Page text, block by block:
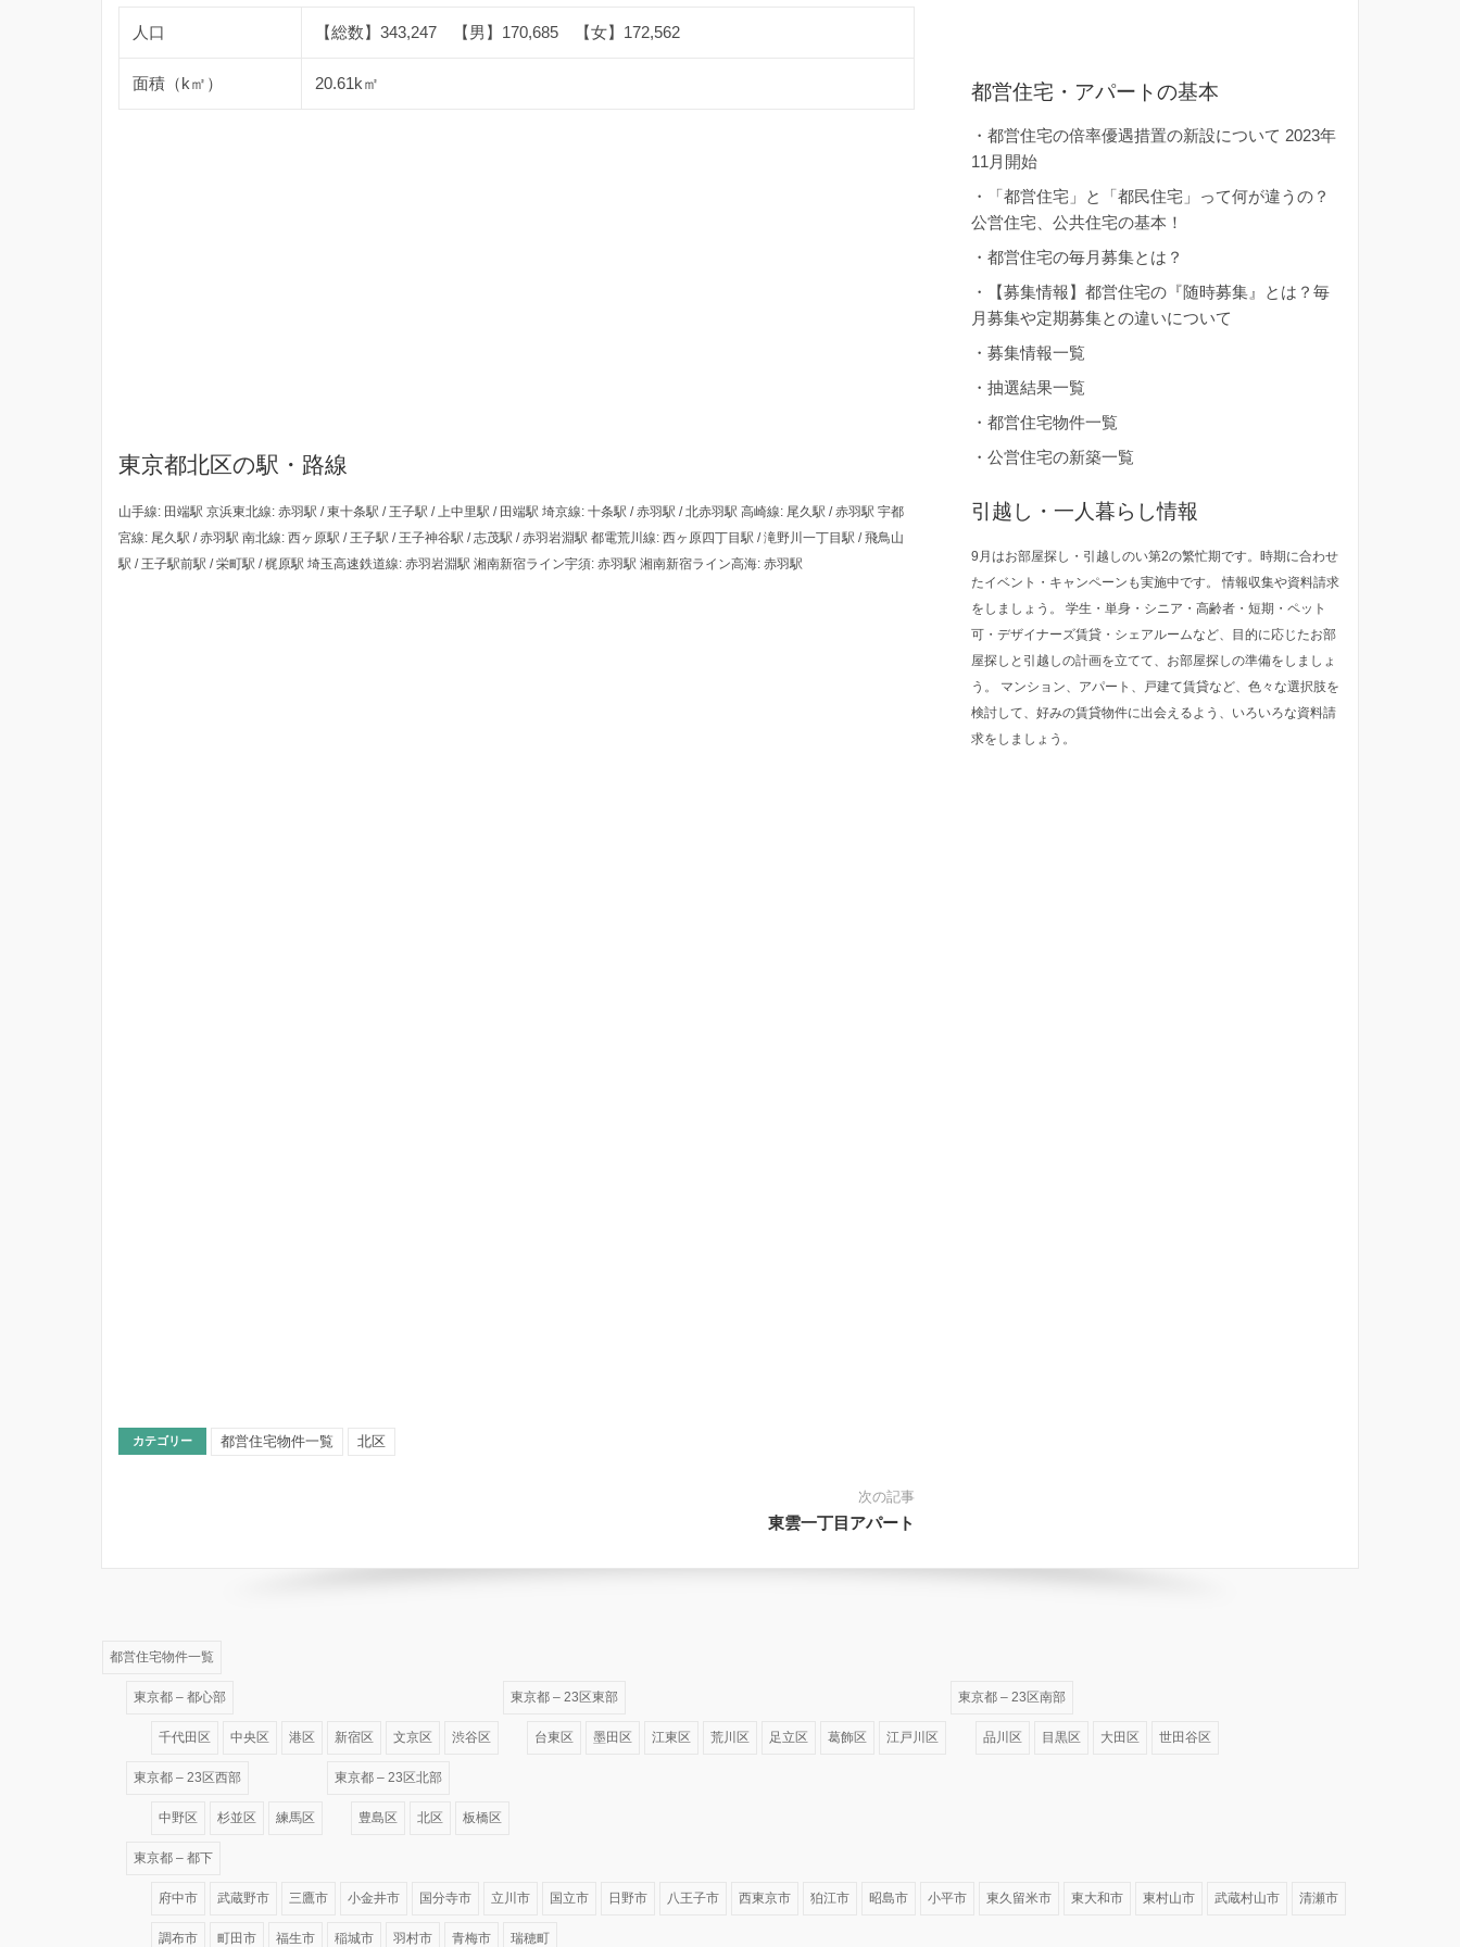
人口 【総数】343,247 【男】170,685 【女】172,562
面積（k㎡） 20.61k㎡
東京都北区の駅・路線
山手線: 田端駅 京浜東北線: 赤羽駅 / 東十条駅 / 王子駅 / 上中里駅 / 田端駅 埼京線: 十条駅 / 赤羽駅 / 北赤羽駅 高崎線: 尾久駅 / 赤羽駅 宇都
宮線: 尾久駅 / 赤羽駅 南北線: 西ヶ原駅 / 王子駅 / 王子神谷駅 / 志茂駅 / 赤羽岩淵駅 都電荒川線: 西ヶ原四丁目駅 / 滝野川一丁目駅 / 飛鳥山
駅 / 王子駅前駅 / 栄町駅 / 梶原駅 埼玉高速鉄道線: 赤羽岩淵駅 湘南新宿ライン宇須: 赤羽駅 湘南新宿ライン高海: 赤羽駅
カテゴリー 都営住宅物件一覧 北区
次の記事
東雲一丁目アパート
都営住宅・アパートの基本
・都営住宅の倍率優遇措置の新設について 2023年
11月開始
・
「都営住宅」と「都民住宅」って何が違うの？
公営住宅、公共住宅の基本！
・都営住宅の毎月募集とは？
・
【募集情報】都営住宅の『随時募集』とは？毎
月募集や定期募集との違いについて
・募集情報一覧
・抽選結果一覧
・都営住宅物件一覧
・公営住宅の新築一覧
引越し・一人暮らし情報
9月はお部屋探し・引越しのい第2の繁忙期です。時期に合わせ
たイベント・キャンペーンも実施中です。 情報収集や資料請求
をしましょう。 学生・単身・シニア・高齢者・短期・ペット
可・デザイナーズ賃貸・シェアルームなど、目的に応じたお部
屋探しと引越しの計画を立てて、お部屋探しの準備をしましょ
う。 マンション、アパート、戸建て賃貸など、色々な選択肢を
検討して、好みの賃貸物件に出会えるよう、いろいろな資料請
求をしましょう。
都営住宅物件一覧
東京都 – 都心部
千代田区 中央区 港区 新宿区 文京区 渋谷区
東京都 – 23区東部
台東区 墨田区 江東区 荒川区 足立区 葛飾区 江戸川区
東京都 – 23区南部
品川区 目黒区 大田区 世田谷区
東京都 – 23区西部
中野区 杉並区 練馬区
東京都 – 23区北部
豊島区 北区 板橋区
東京都 – 都下
府中市 武蔵野市 三鷹市 小金井市 国分寺市 立川市 国立市 日野市 八王子市 西東京市 狛江市 昭島市 小平市 東久留米市 東大和市 東村山市 武蔵村山市 清瀬市
調布市 町田市 福生市 稲城市 羽村市 青梅市 瑞穂町